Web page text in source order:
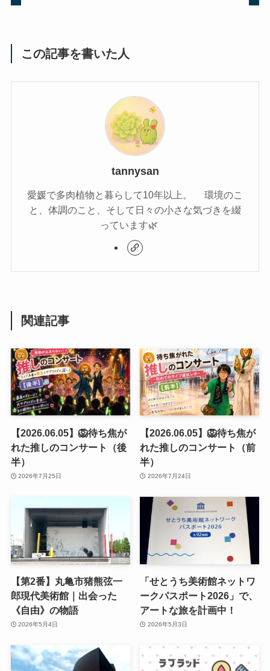
この記事を書いた人
tannysan
愛媛で多肉植物と暮らして10年以上。 環境のこ
と、体調のこと、そして日々の小さな気づきを綴
っています🌿
関連記事
【2026.06.05】🦁待ち焦が
れた推しのコンサート（後
半）
2026年7月25日
【2026.06.05】🦁待ち焦が
れた推しのコンサート（前
半）
2026年7月24日
【第2番】丸亀市猪熊弦一
郎現代美術館｜出会った
《自由》の物語
2026年5月4日
「せとうち美術館ネットワ
ークパスポート2026」で、
アートな旅を計画中！
2026年5月3日